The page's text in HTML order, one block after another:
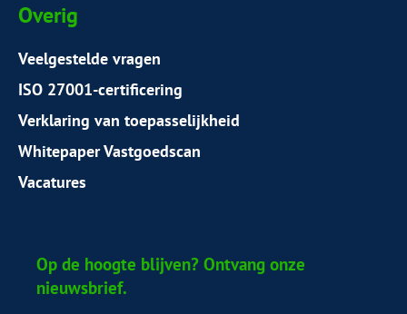
Overig
Veelgestelde vragen
ISO 27001-certificering
Verklaring van toepasselijkheid
Whitepaper Vastgoedscan
Vacatures
Op de hoogte blijven? Ontvang onze
nieuwsbrief.